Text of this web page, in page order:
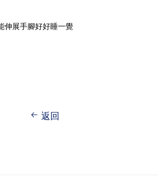
伸展手腳好好睡一覺
返回